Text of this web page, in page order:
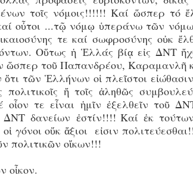
τοῖς νόμοις!!!!!! Καί ὥσπερ τό
οὖτοι ...τῷ νόμῳ ὑπεράνω τῶν
τε καί σωφροσύνης οὐκ
Οὕτως ἡ Ἑλλάς βίᾳ εἰς ΔΝΤ
ὥσπερ τοῦ Παπανδρέου, Καραμανλῆ
τῶν Ἑλλήνων οἱ πλεῖστοι
πολιτικοῖς ἤ τοῖς ἀληθῶς
οἶον τε εἶναι ἡμῖν ἐξελθεῖν τοῦ
δανείων ἐστίν!!!! Καί ἐκ
οἱ γόνοι οὕκ ἄξιοι εἰσιν
πολιτικῶν οἴκων!!!
οἶκον.